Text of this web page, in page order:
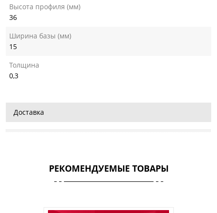
Высота профиля (мм)
36
Ширина базы (мм)
15
Толщина
0,3
Доставка
РЕКОМЕНДУЕМЫЕ ТОВАРЫ